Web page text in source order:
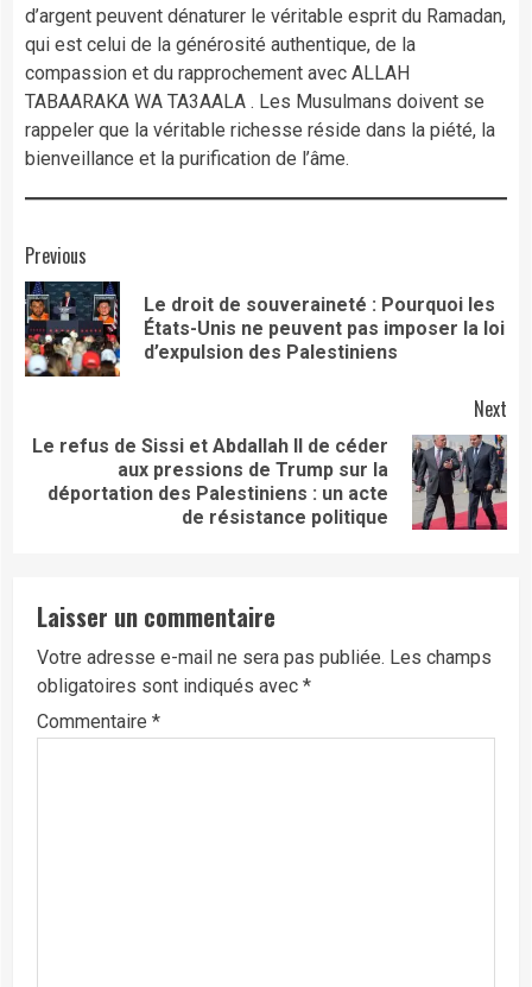
d’argent peuvent dénaturer le véritable esprit du Ramadan,
qui est celui de la générosité authentique, de la
compassion et du rapprochement avec ALLAH
TABAARAKA WA TA3AALA . Les Musulmans doivent se
rappeler que la véritable richesse réside dans la piété, la
bienveillance et la purification de l’âme.
Continue
Reading
Previous
Le droit de souveraineté : Pourquoi les
États-Unis ne peuvent pas imposer la loi
d’expulsion des Palestiniens
Next
post:
Le refus de Sissi et Abdallah II de céder
aux pressions de Trump sur la
déportation des Palestiniens : un acte
de résistance politique
Laisser un commentaire
Votre adresse e-mail ne sera pas publiée. Les champs
obligatoires sont indiqués avec *
Commentaire *